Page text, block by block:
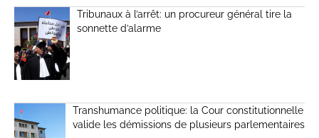
Tribunaux à l’arrêt: un procureur général tire la
sonnette d’alarme
Transhumance politique: la Cour constitutionnelle
valide les démissions de plusieurs parlementaires